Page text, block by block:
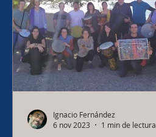
Ignacio Fernández
6 nov 2023
1 min de lectura